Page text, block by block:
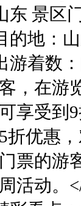
景区门
地：山
数：
，在游
享受到
折优惠
票的游
活动。